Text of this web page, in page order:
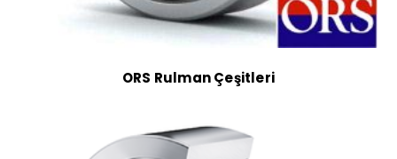
ORS Rulman Çeşitleri